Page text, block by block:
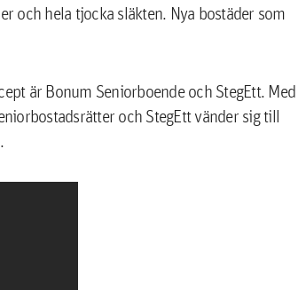
och hela tjocka släkten. Nya bostäder som
är Bonum Seniorboende och StegEtt. Med
och StegEtt vänder sig till